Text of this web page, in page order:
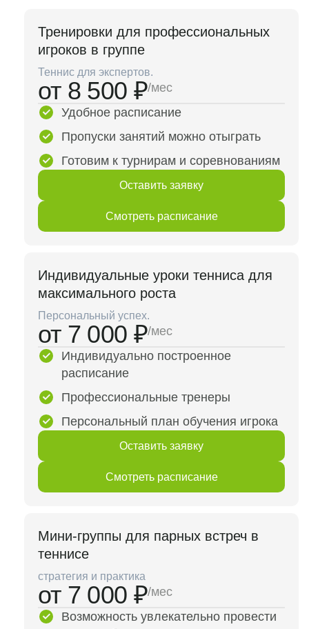
Тренировки для профессиональных
игроков в группе
Теннис для экспертов.
от 8 500 ₽/мес
Удобное расписание
Пропуски занятий можно отыграть
Готовим к турнирам и соревнованиям
Оставить заявку
Смотреть расписание
Индивидуальные уроки тенниса для
максимального роста
Персональный успех.
от 7 000 ₽/мес
Индивидуально построенное
расписание
Профессиональные тренеры
Персональный план обучения игрока
Оставить заявку
Смотреть расписание
Мини-группы для парных встреч в
теннисе
стратегия и практика
от 7 000 ₽/мес
Возможность увлекательно провести